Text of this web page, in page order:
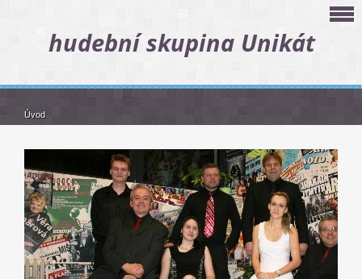
hudební skupina Unikát
Úvod